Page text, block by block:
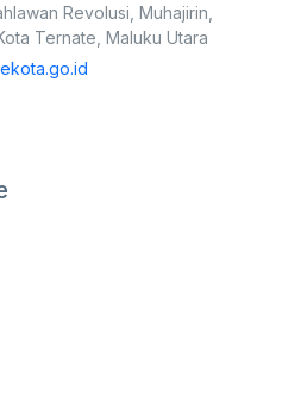
Revolusi, Muhajirin,
Ternate, Maluku Utara